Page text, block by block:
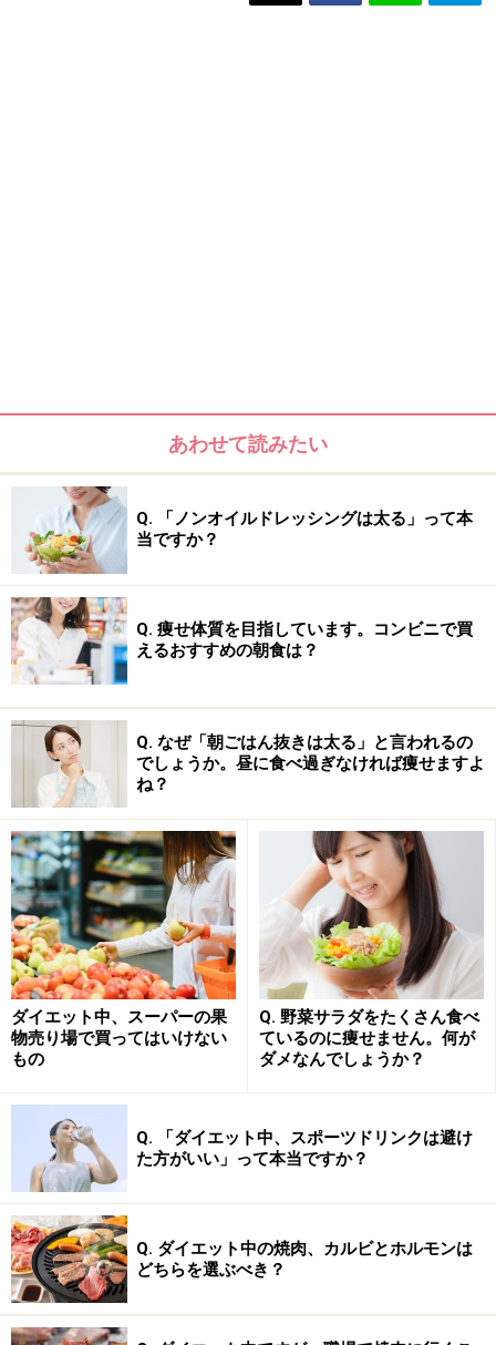
あわせて読みたい
Q. 「ノンオイルドレッシングは太る」って本
当ですか？
Q. 痩せ体質を目指しています。コンビニで買
えるおすすめの朝食は？
Q. なぜ「朝ごはん抜きは太る」と言われるの
でしょうか。昼に食べ過ぎなければ痩せますよ
ね？
ダイエット中、スーパーの果
物売り場で買ってはいけない
もの
Q. 野菜サラダをたくさん食べ
ているのに痩せません。何が
ダメなんでしょうか？
Q. 「ダイエット中、スポーツドリンクは避け
た方がいい」って本当ですか？
Q. ダイエット中の焼肉、カルビとホルモンは
どちらを選ぶべき？